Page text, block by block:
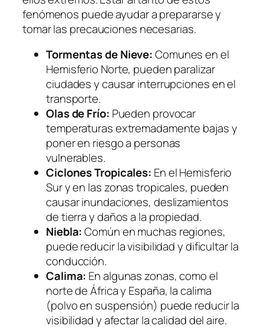
fenómenos puede ayudar a prepararse y
tomar las precauciones necesarias.
Tormentas de Nieve:Comunes en el
Hemisferio Norte, pueden paralizar
ciudades y causar interrupciones en el
transporte.
Olas de Frío: Pueden provocar
temperaturas extremadamente bajas y
poner en riesgo a personas
vulnerables.
Ciclones Tropicales: En el Hemisferio
Sur y en las zonas tropicales, pueden
causar inundaciones, deslizamientos
de tierra y daños a la propiedad.
Niebla:Común en muchas regiones,
puede reducir la visibilidad y dificultar la
conducción.
Calima: En algunas zonas, como el
norte de África y España, la calima
(polvo en suspensión) puede reducir la
visibilidad y afectar la calidad del aire.